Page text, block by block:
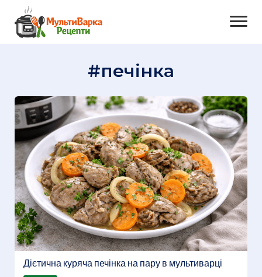
#печінка
Дієтична куряча печінка на пару в мультиварці